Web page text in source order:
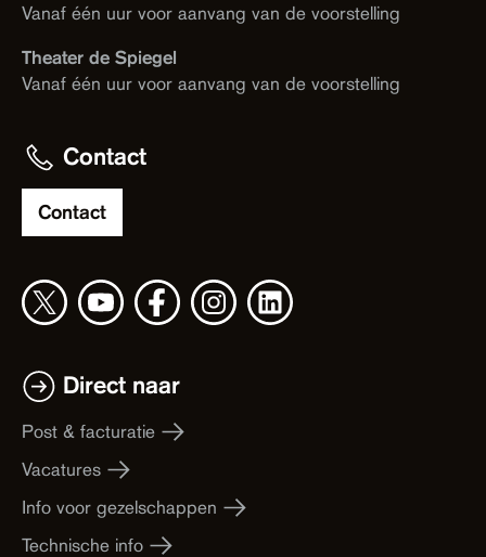
Vanaf één uur voor aanvang van de voorstelling
Theater de Spiegel
Vanaf één uur voor aanvang van de voorstelling
Contact
Contact
Direct naar
Post & facturatie
Vacatures
Info voor gezelschappen
Technische info